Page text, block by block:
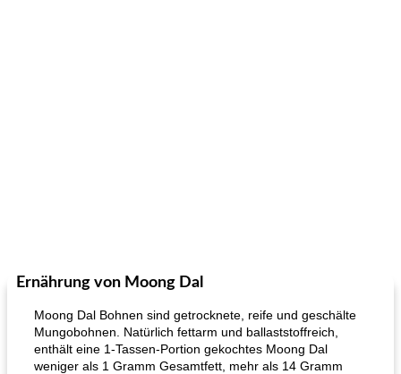
Ernährung von Moong Dal
Moong Dal Bohnen sind getrocknete, reife und geschälte
Mungobohnen. Natürlich fettarm und ballaststoffreich,
enthält eine 1-Tassen-Portion gekochtes Moong Dal
weniger als 1 Gramm Gesamtfett, mehr als 14 Gramm